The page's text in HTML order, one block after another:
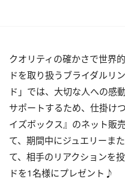
クオリティの確かさで世界
ドを取り扱うブライダルリ
ド」では、大切な人への感
サポートするため、仕掛け
イズボックス』のネット販
て、期間中にジュエリーま
て、相手のリアクションを
ドを1名様にプレゼント♪